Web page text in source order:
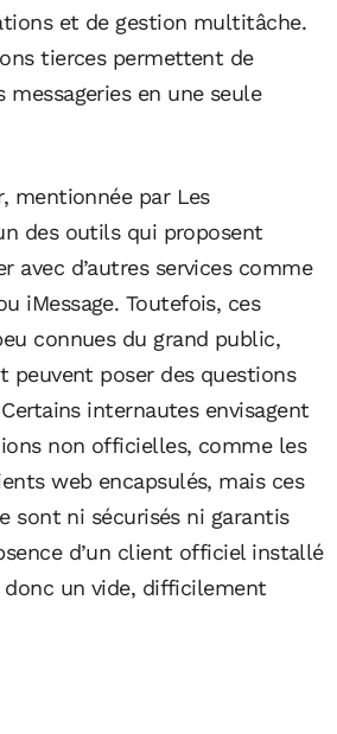
et de gestion multitâche.
tierces permettent de
messageries en une seule
mentionnée par Les
des outils qui proposent
avec d’autres services comme
iMessage. Toutefois, ces
connues du grand public,
peuvent poser des questions
internautes envisagent
non officielles, comme les
web encapsulés, mais ces
sont ni sécurisés ni garantis
d’un client officiel installé
un vide, difficilement